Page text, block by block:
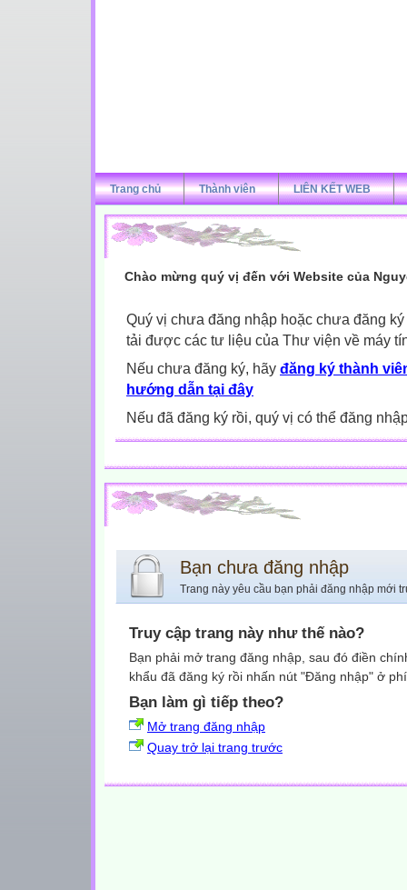
Trang chủ Thành viên LIÊN KẾT WEB
Chào mừng quý vị đến với Website của
Quý vị chưa đăng nhập hoặc chưa đăng
tải được các tư liệu của Thư viện về máy
Nếu chưa đăng ký, hãy đăng ký thành
hướng dẫn tại đây
Nếu đã đăng ký rồi, quý vị có thể đăng
Bạn chưa đăng nhập
Trang này yêu cầu bạn phải đăng nhập mới
Truy cập trang này như thế nào?
Bạn phải mở trang đăng nhập, sau đó điền
khẩu đã đăng ký rồi nhấn nút "Đăng nhập" ở
Bạn làm gì tiếp theo?
Mở trang đăng nhập
Quay trở lại trang trước